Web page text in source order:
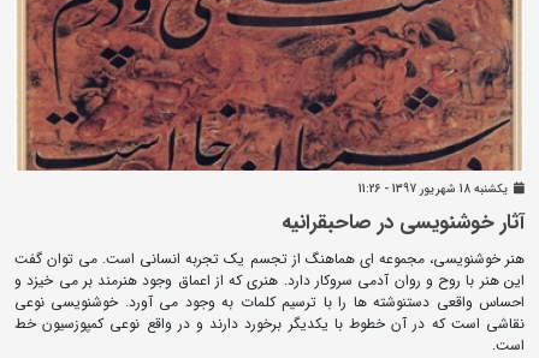
يکشنبه 18 شهريور 1397 - 11:26
آثار خوشنویسی در صاحبقرانیه
هنر خوشنویسی، مجموعه ای هماهنگ از تجسم یک تجربه انسانی است. می توان گفت
این هنر با روح و روان آدمی سروکار دارد. هنری که از اعماق وجود هنرمند بر می خیزد و
احساس واقعی دستنوشته ها را با ترسیم کلمات به وجود می آورد. خوشنویسی نوعی
نقاشی است که در آن خطوط با یکدیگر برخورد دارند و در واقع نوعی کمپوزسیون خط
است.